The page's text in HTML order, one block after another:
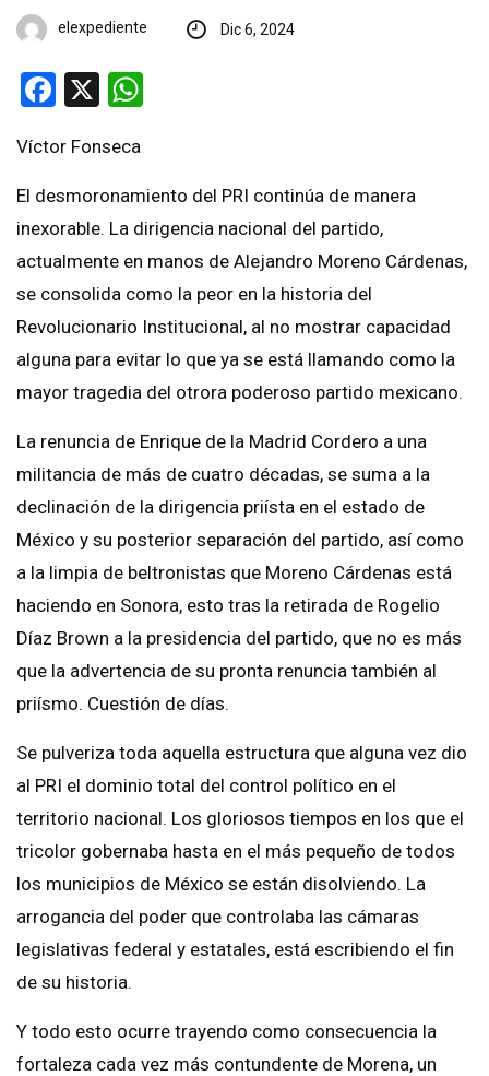
elexpediente Dic 6, 2024
Facebook
X
Víctor Fonseca
El desmoronamiento del PRI continúa de manera
inexorable. La dirigencia nacional del partido,
actualmente en manos de Alejandro Moreno Cárdenas,
se consolida como la peor en la historia del
Revolucionario Institucional, al no mostrar capacidad
alguna para evitar lo que ya se está llamando como la
mayor tragedia del otrora poderoso partido mexicano.
La renuncia de Enrique de la Madrid Cordero a una
militancia de más de cuatro décadas, se suma a la
declinación de la dirigencia priísta en el estado de
México y su posterior separación del partido, así como
a la limpia de beltronistas que Moreno Cárdenas está
haciendo en Sonora, esto tras la retirada de Rogelio
Díaz Brown a la presidencia del partido, que no es más
que la advertencia de su pronta renuncia también al
priísmo. Cuestión de días.
Se pulveriza toda aquella estructura que alguna vez dio
al PRI el dominio total del control político en el
territorio nacional. Los gloriosos tiempos en los que el
tricolor gobernaba hasta en el más pequeño de todos
los municipios de México se están disolviendo. La
arrogancia del poder que controlaba las cámaras
legislativas federal y estatales, está escribiendo el fin
de su historia.
Y todo esto ocurre trayendo como consecuencia la
fortaleza cada vez más contundente de Morena, un